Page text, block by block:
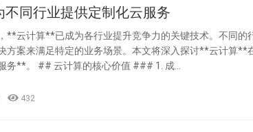
同行业提供定制化云服务
**云计算**已成为各行业提升竞争力的关键技术。不同
案来满足特定的业务场景。本文将深入探讨**云计算**
最适合的**云平台**和**云服务**。 ## 云计算的核心价值 ### 1. 成...
432